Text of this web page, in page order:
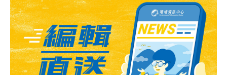
衛生組織（WHO）標準的15倍、印度國家標準的3.8倍。
相較同因空汙遭詬病的北京，德里在對抗空汙的努力上落
後許多。北京巿實施「2013至2017年清潔空氣行動計畫」
來保護巿民免於有害空氣，但印度環境與森林部部長賈瓦
德卡（Prakash Javadekar）直到最近仍認為，並無因嚴
重空汙而採戴口罩、學校停課等預防措施的必要。